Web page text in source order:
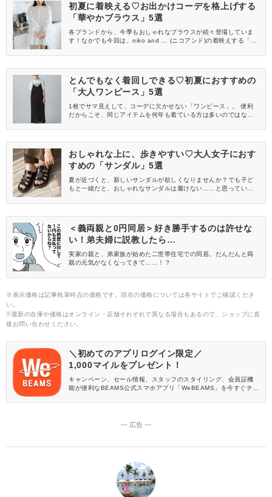
初夏に着映える♡お出かけコーデを格上げする
「華やかブラウス」5選
各ブランドから、今季もおしゃれなブラウスが続々登場していま
す！なかでも今回は、niko and ... (ニコアンド)の着映えする「華
かけスタイルが楽しめるので、お買い物の参考にしてくださいね♡
とんでもなく着回しできる♡初夏におすすめの
「大人ワンピース」5選
1枚でサマ見えして、コーデに欠かせない「ワンピース」。 便利
だからこそ、同じアイテムを何年も着ている方は多いのではない
すめの、着回しできるワンピースをご紹介します。早めにゲット
おしゃれな上に、歩きやすい♡大人女子におす
すめの「サンダル」5選
夏が近づくと、新しいサンダルが欲しくなりませんか？でも子ど
もと一緒だと、おしゃれなサンダルは履けない……と思っている
ム)から、歩きやすくておしゃれなサンダルをご紹介します。売り
＜義両親と0円同居＞好き勝手するのは許せな
い！弟夫婦に説教したら…
実家の親と、弟家族が始めた二世帯住宅での同居。だんだんと両
親の元気がなくなってきて……！？
※表示価格は記事執筆時点の価格です。現在の価格については各サイトでご確認くださ
い。
※最新の在庫や価格はオンライン・店舗それぞれで異なる場合もあるので、ショップに直
接お問い合わせください。
＼初めてのアプリログイン限定／
1,000マイルをプレゼント！
キャンペーン、セール情報、スタッフのスタイリング、会員証機
能が便利なBEAMS公式スマホアプリ「WeBEAMS」を今すぐチェ
― 広告 ―